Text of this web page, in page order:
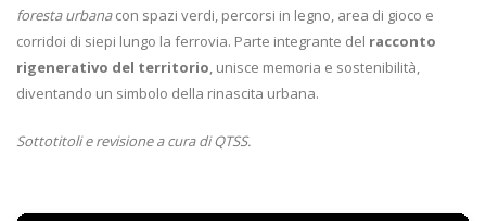
foresta urbanacon spazi verdi, percorsi in legno, area di gioco e
corridoi di siepi lungo la ferrovia. Parte integrante del racconto
rigenerativo del territorio, unisce memoria e sostenibilità,
diventando un simbolo della rinascita urbana.
Sottotitoli e revisione a cura di QTSS.